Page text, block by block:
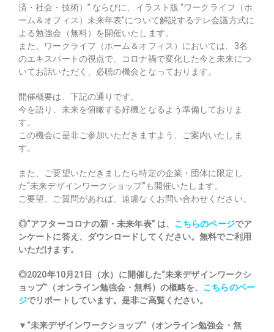
済・社会・技術）” ならびに、イラスト版 “ワークライフ（ホ
ーム＆オフィス）未来年表”について解説するテレ会議方式に
よる勉強会（無料）を開催いたします。
また、ワークライフ（ホーム＆オフィス）においては、3名
のエキスパートの視点で、コロナ禍で変化した今と未来につ
いてお話いただく、必聴の機会となっております。
開催概要は、下記の通りです。
今を語り、未来を俯瞰する好機となるよう準備しておりま
す。
この機会に是非ご参加いただきますよう、ご案内いたしま
す。
また、ご要望いただきましたら特定の企業・団体に限定し
た“未来デザインワークショップ”も開催いたします。
ご要望、ご質問があれば、遠慮なくお問い合わせください。
◎“アフターコロナの新・未来年表” は、 こちらのページでア
ンケートに答え、ダウンロードしてください。無料でご利用
いただけます。
◎2020年10月21日（水）に開催した“未来デザインワークシ
ョップ”（オンライン勉強会・無料）の概略を、 こちらのペー
ジでリポートしています。是非ご高覧ください。
▼“未来デザインワークショップ”（オンライン勉強会・無